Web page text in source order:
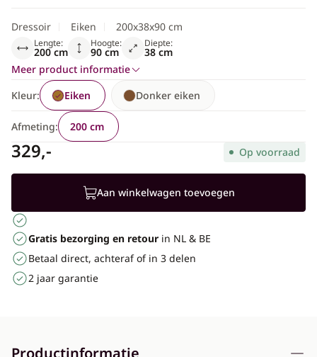
Dressoir Eiken 200x38x90 cm
Lengte:
200 cm
Hoogte:
90 cm
Diepte:
38 cm
Meer product informatie
Kleur:
Donker eiken
Eiken
Afmeting: 200 cm
329,- Op voorraad
Aan winkelwagen toevoegen
Gratis bezorging en retour in NL & BE
Betaal direct, achteraf of in 3 delen
2 jaar garantie
Productinformatie